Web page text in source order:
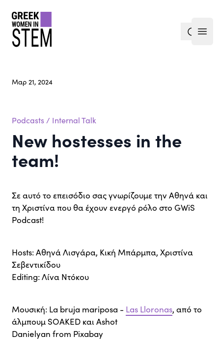
gwis
search
Μαρ 21, 2024
Podcasts / Internal Talk
New hostesses in the
team!
Σε αυτό το επεισόδιο σας γνωρίζουμε την Αθηνά και
τη Χριστίνα που θα έχουν ενεργό ρόλο στο GWiS
Podcast!
Hosts: Αθηνά Λισγάρα, Κική Μπάρμπα, Χριστίνα
Σεβεντικίδου
Editing: Λίνα Ντόκου
Μουσική: La bruja mariposa - Las Lloronas, από το
άλμπουμ SOAKED και ⁠⁠⁠⁠Ashot
Danielyan⁠⁠⁠⁠ from ⁠⁠⁠⁠Pixabay⁠⁠⁠⁠